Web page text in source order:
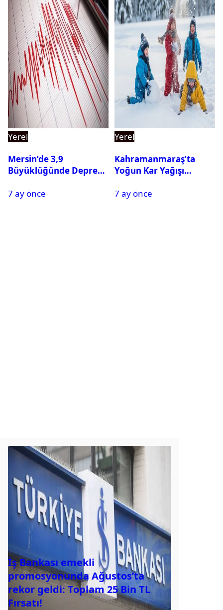
Yerel
Mersin’de 3,9
Büyüklüğünde Deprem
7 ay önce
Yerel
Kahramanmaraş’ta
Yoğun Kar Yağışı
Tatil
7 ay önce
İş Bankası emekli
promosyonunda Ağustos’ta
rekor geldi: Toplam 25 Bin TL
Fırsatı!